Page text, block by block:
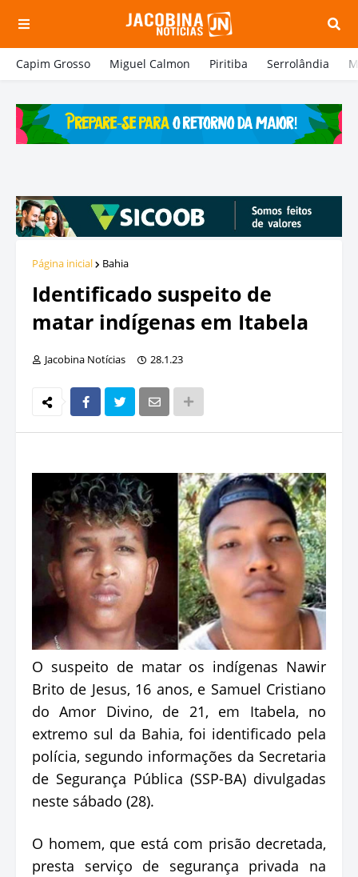
Capim Grosso Miguel Calmon Piritiba Serrolândia
Página inicial Bahia
Identificado suspeito de
matar indígenas em Itabela
Jacobina Notícias 28.1.23
O suspeito de matar os indígenas Nawir
Brito de Jesus, 16 anos, e Samuel Cristiano
do Amor Divino, de 21, em Itabela, no
extremo sul da Bahia, foi identificado pela
polícia, segundo informações da Secretaria
de Segurança Pública (SSP-BA) divulgadas
neste sábado (28).
O homem, que está com prisão decretada,
presta serviço de segurança privada na